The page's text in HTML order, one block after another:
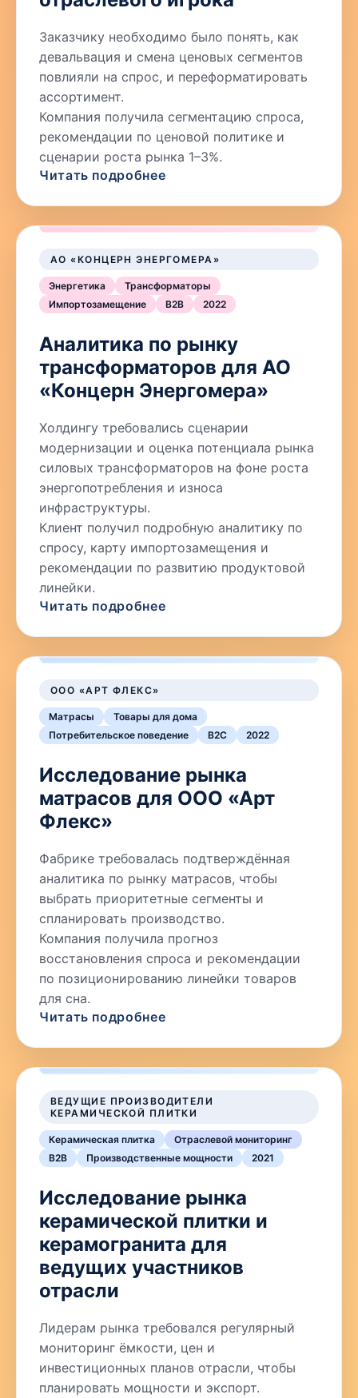
Заказчику необходимо было понять, как
девальвация и смена ценовых сегментов
повлияли на спрос, и переформатировать
ассортимент.
Компания получила сегментацию спроса,
рекомендации по ценовой политике и
сценарии роста рынка 1–3%.
Читать подробнее
АО «КОНЦЕРН ЭНЕРГОМЕРА»
Энергетика
Трансформаторы
Импортозамещение
B2B 2022
Аналитика по рынку
трансформаторов для АО
«Концерн Энергомера»
Холдингу требовались сценарии
модернизации и оценка потенциала рынка
силовых трансформаторов на фоне роста
энергопотребления и износа
инфраструктуры.
Клиент получил подробную аналитику по
спросу, карту импортозамещения и
рекомендации по развитию продуктовой
линейки.
Читать подробнее
ООО «АРТ ФЛЕКС»
Матрасы
Товары для дома
Потребительское поведение
B2C 2022
Исследование рынка
матрасов для ООО «Арт
Флекс»
Фабрике требовалась подтверждённая
аналитика по рынку матрасов, чтобы
выбрать приоритетные сегменты и
спланировать производство.
Компания получила прогноз
восстановления спроса и рекомендации
по позиционированию линейки товаров
для сна.
Читать подробнее
ВЕДУЩИЕ ПРОИЗВОДИТЕЛИ
КЕРАМИЧЕСКОЙ ПЛИТКИ
Керамическая плитка
Отраслевой мониторинг
B2B
Производственные мощности 2021
Исследование рынка
керамической плитки и
керамогранита для
ведущих участников
отрасли
Лидерам рынка требовался регулярный
мониторинг ёмкости, цен и
инвестиционных планов отрасли, чтобы
планировать мощности и экспорт.